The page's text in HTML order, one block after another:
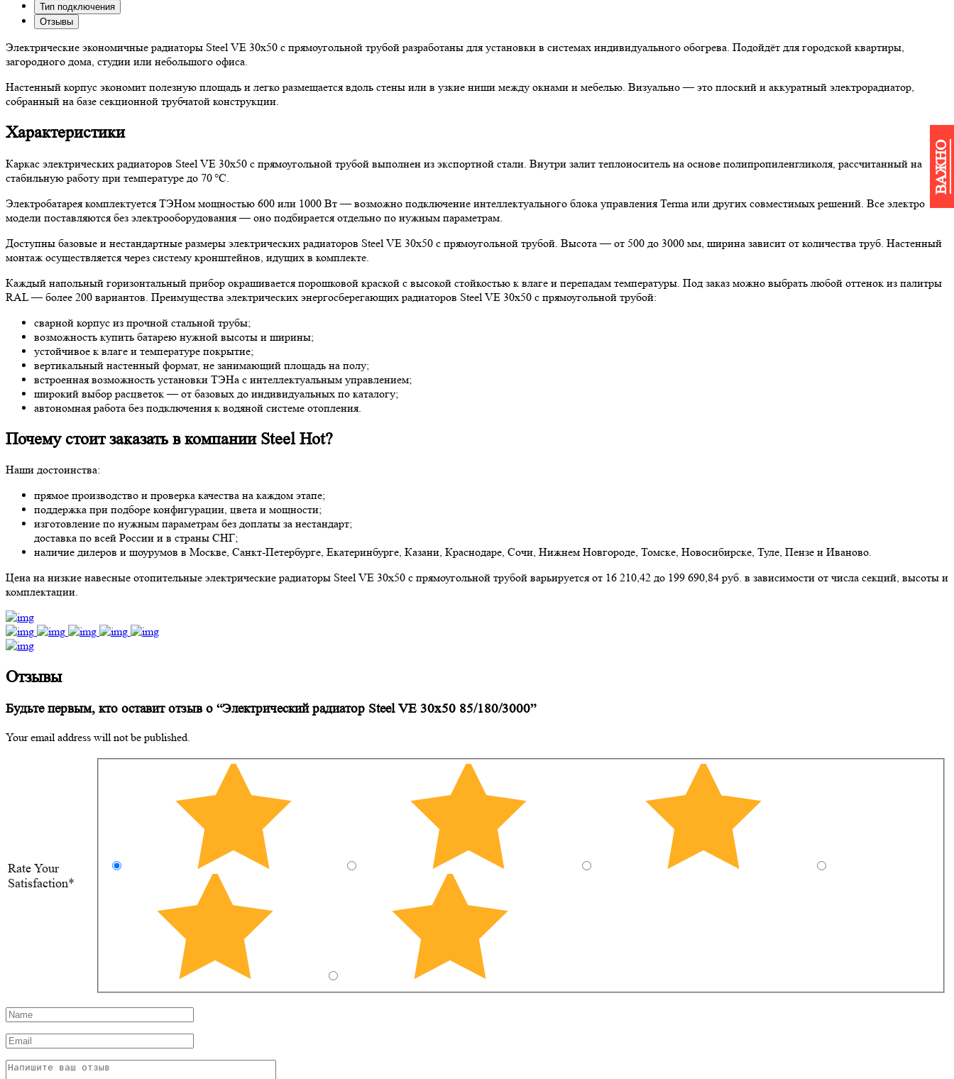
ВАЖНО
Тип подключения
Отзывы
Электрические экономичные радиаторы Steel VE 30х50 с прямоугольной трубой разработаны для установки в системах индивидуального обогрева. Подойдёт для городской квартиры,
загородного дома, студии или небольшого офиса.
Настенный корпус экономит полезную площадь и легко размещается вдоль стены или в узкие ниши между окнами и мебелью. Визуально — это плоский и аккуратный электрорадиатор,
собранный на базе секционной трубчатой конструкции.
Характеристики
Каркас электрических радиаторов Steel VE 30х50 с прямоугольной трубой выполнен из экспортной стали. Внутри залит теплоноситель на основе полипропиленгликоля, рассчитанный на
стабильную работу при температуре до 70 °C.
Электробатарея комплектуется ТЭНом мощностью 600 или 1000 Вт — возможно подключение интеллектуального блока управления Terma или других совместимых решений. Все электро
модели поставляются без электрооборудования — оно подбирается отдельно по нужным параметрам.
Доступны базовые и нестандартные размеры электрических радиаторов Steel VE 30х50 с прямоугольной трубой. Высота — от 500 до 3000 мм, ширина зависит от количества труб. Настенный
монтаж осуществляется через систему кронштейнов, идущих в комплекте.
Каждый напольный горизонтальный прибор окрашивается порошковой краской с высокой стойкостью к влаге и перепадам температуры. Под заказ можно выбрать любой оттенок из палитры
RAL — более 200 вариантов. Преимущества электрических энергосберегающих радиаторов Steel VE 30х50 с прямоугольной трубой:
сварной корпус из прочной стальной трубы;
возможность купить батарею нужной высоты и ширины;
устойчивое к влаге и температуре покрытие;
вертикальный настенный формат, не занимающий площадь на полу;
встроенная возможность установки ТЭНа с интеллектуальным управлением;
широкий выбор расцветок — от базовых до индивидуальных по каталогу;
автономная работа без подключения к водяной системе отопления.
Почему стоит заказать в компании Steel Hot?
Наши достоинства:
прямое производство и проверка качества на каждом этапе;
поддержка при подборе конфигурации, цвета и мощности;
изготовление по нужным параметрам без доплаты за нестандарт;
доставка по всей России и в страны СНГ;
наличие дилеров и шоурумов в Москве, Санкт-Петербурге, Екатеринбурге, Казани, Краснодаре, Сочи, Нижнем Новгороде, Томске, Новосибирске, Туле, Пензе и Иваново.
Цена на низкие навесные отопительные электрические радиаторы Steel VE 30х50 с прямоугольной трубой варьируется от 16 210,42 до 199 690,84 руб. в зависимости от числа секций, высоты и
комплектации.
Отзывы
Будьте первым, кто оставит отзыв о “Электрический радиатор Steel VE 30х50 85/180/3000”
Your email address will not be published.
Rate Your
Satisfaction*